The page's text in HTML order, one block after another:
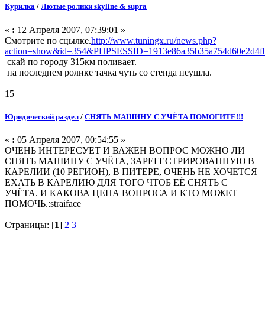
Курилка / Лютые ролики skyline & supra
« : 12 Апреля 2007, 07:39:01 »
Смотрите по сцылке.http://www.tuningx.ru/news.php?
скай по городу 315км поливает.
на последнем ролике тачка чуть со стенда неушла.
15
Юридический раздел / СНЯТЬ МАШИНУ С УЧЁТА ПОМОГИТЕ!!!
« : 05 Апреля 2007, 00:54:55 »
ОЧЕНЬ ИНТЕРЕСУЕТ И ВАЖЕН ВОПРОС МОЖНО ЛИ
СНЯТЬ МАШИНУ С УЧЁТА, ЗАРЕГЕСТРИРОВАННУЮ В
КАРЕЛИИ (10 РЕГИОН), В ПИТЕРЕ, ОЧЕНЬ НЕ ХОЧЕТСЯ
ЕХАТЬ В КАРЕЛИЮ ДЛЯ ТОГО ЧТОБ ЕЁ СНЯТЬ С
УЧЁТА. И КАКОВА ЦЕНА ВОПРОСА И КТО МОЖЕТ
ПОМОЧЬ.:straiface
Страницы: [1] 2 3